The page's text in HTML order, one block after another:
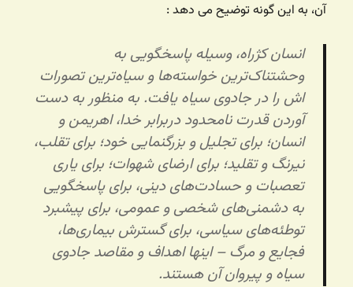
آن، به این گونه توضیح می دهد :
انسان کژراه، وسیله پاسخگویی به
وحشتناک‌ترین خواسته‌ها و سیاه‌ترین تصورات
اش را در جادوی سیاه یافت. به منظور به دست
آوردن قدرت نامحدود دربرابر خدا، اهریمن و
انسان؛ برای تجلیل و بزرگنمایی خود؛ برای تقلب،
نیرنگ و تقلید؛ برای ارضای شهوات؛ برای یاری
تعصبات و حسادت‌های دینی، برای پاسخگویی
به دشمنی‌های شخصی و عمومی، برای پیشبرد
توطئه‌های سیاسی، برای گسترش بیماری‌ها،
فجایع و مرگ – اینها اهداف و مقاصد جادوی
سیاه و پیروان آن هستند.